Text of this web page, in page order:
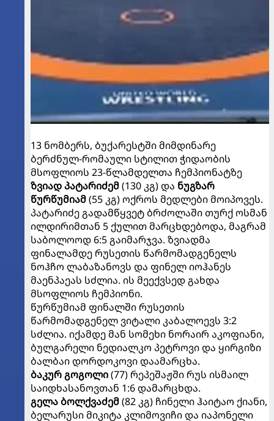
13 ნომბერს, ბუქარესტში მიმდინარე
ბერძნულ-რომაული სტილით ჭიდაობის
მსოფლიოს 23-წლამდელთა ჩემპიონატზე
ზვიად პატარიძემ(130 კგ) და ნუგზარ
წურწუმიამ(55 კგ) ოქროს მედლები მოიპოვეს.
პატარიძე გადამწყვეტ ბრძოლაში თურქ ოსმან
ილდირიმთან 5 ქულით მარცხდებოდა, მაგრამ
საბოლოოდ 6:5 გაიმარჯვა. ზვიადმა
ფინალამდე რუსეთის წარმომადგენელს
ნოჰჩო ლაბაზანოვს და ფინელ იოჰანეს
მაენპაეას სძლია. ის მეექვსედ გახდა
მსოფლიოს ჩემპიონი.
წურწუმიამ ფინალში რუსეთის
წარმომადგენელ ვიტალი კაბალოევს 3:2
სძლია. იქამდე მან სომეხი ნორაირ აკოფიანი,
ბულგარელი ნედიალკო პეტროვი და ყირგიზი
ბალბაი დორდოკოვი დაამარცხა.
ბაკურ გოგოლი(77) რეპეშაჟში რუს ისმაილ
საიდხასანოვთან 1:6 დამარცხდა.
გელა ბოლქვაძემ(82 კგ) ჩინელი ჰაიტაო ქიანი,
ბელარუსი მიკიტა კლიმოვიჩი და იაპონელი